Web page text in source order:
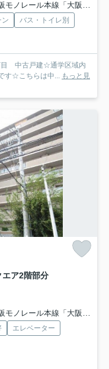
ノレール本線「大阪空港」駅 徒歩14分
ン
バス・トイレ別
目 中古戸建☆通学区域内
す☆こちらは中... もっと見
エア2階部分
ノレール本線「大阪空港」駅 徒歩14分
エレベーター